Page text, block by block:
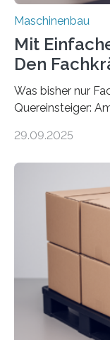
Maschinenbau
Mit
Den
Was bisher nur
Quereinsteiger:
Mensch-
Die zugrunde
anderen
umzurüsten ist
Maschine faltet
Landkarten und
Exemplare pro
Auftrag kann das
29.09.2025